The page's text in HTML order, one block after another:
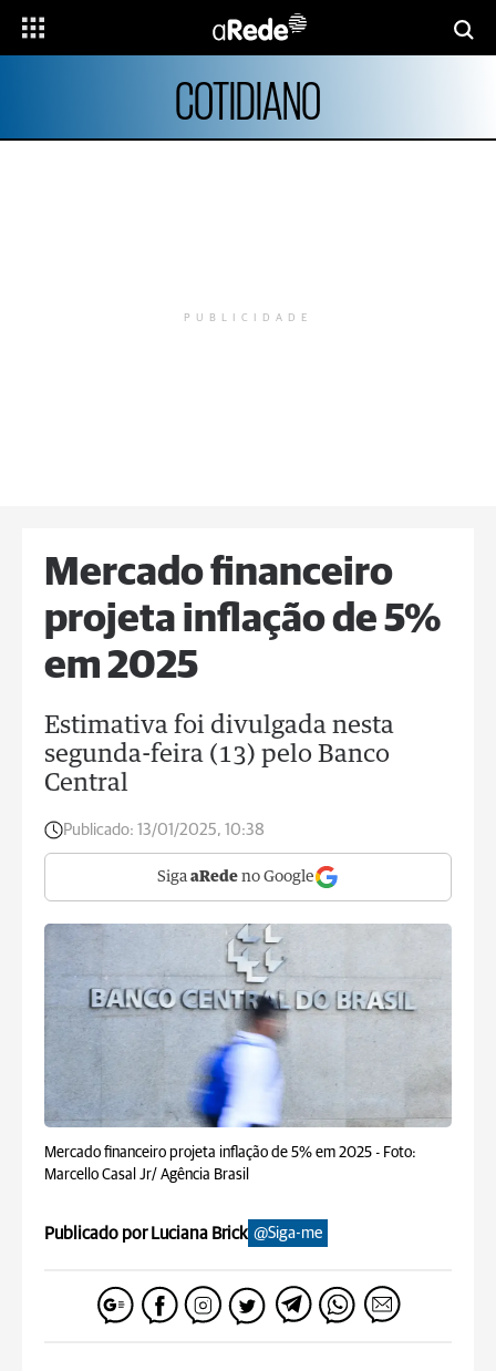
COTIDIANO
PUBLICIDADE
Mercado financeiro
projeta inflação de 5%
em 2025
Estimativa foi divulgada nesta
segunda-feira (13) pelo Banco
Central
Publicado: 13/01/2025, 10:38
Siga aRede no Google
Mercado financeiro projeta inflação de 5% em 2025 - Foto:
Marcello Casal Jr/ Agência Brasil
Publicado por Luciana Brick @Siga-me